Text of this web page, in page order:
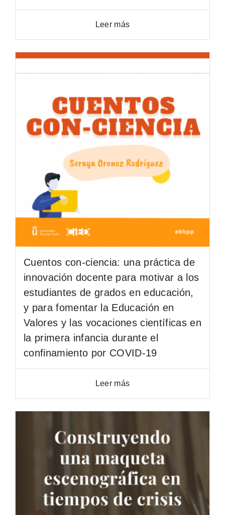
Leer más
Cuentos con-ciencia: una práctica de
innovación docente para motivar a los
estudiantes de grados en educación,
y para fomentar la Educación en
Valores y las vocaciones científicas en
la primera infancia durante el
confinamiento por COVID-19
Leer más